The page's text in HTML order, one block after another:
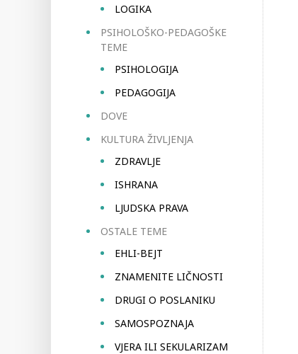
LOGIKA
PSIHOLOŠKO-PEDAGOŠKE
TEME
PSIHOLOGIJA
PEDAGOGIJA
DOVE
KULTURA ŽIVLJENJA
ZDRAVLJE
ISHRANA
LJUDSKA PRAVA
OSTALE TEME
EHLI-BEJT
ZNAMENITE LIČNOSTI
DRUGI O POSLANIKU
SAMOSPOZNAJA
VJERA ILI SEKULARIZAM